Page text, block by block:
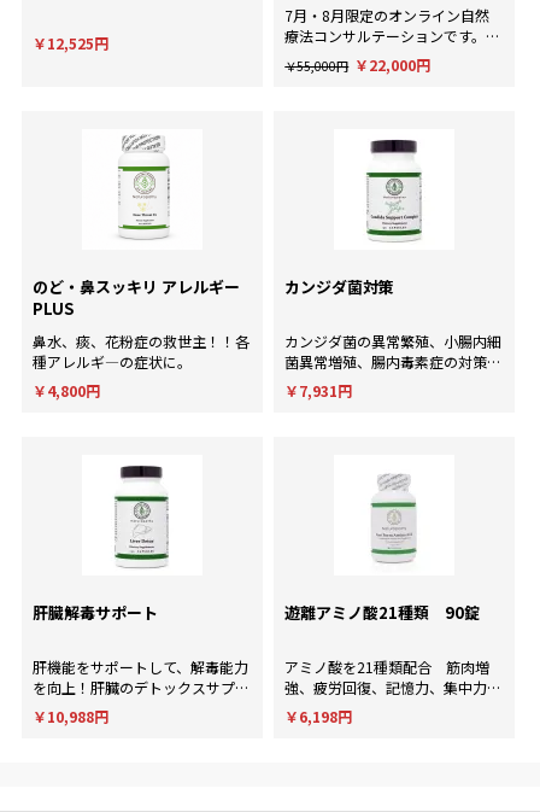
￥12,525円
7月・8月限定のオンライン自然
療法コンサルテーションです。AI
による一般的な回答ではなく、臨
床経験にもとづいた個別のアドバ
￥55,000円 ￥22,000円
のど・鼻スッキリ アレルギー
PLUS
鼻水、痰、花粉症の救世主！！各
種アレルギ―の症状に。
￥4,800円
カンジダ菌対策
カンジダ菌の異常繁殖、小腸内細
菌異常増殖、腸内毒素症の対策
に！
￥7,931円
肝臓解毒サポート
肝機能をサポートして、解毒能力
を向上！肝臓のデトックスサプリ
メント。
￥10,988円
遊離アミノ酸21種類 90錠
アミノ酸を21種類配合 筋肉増
強、疲労回復、記憶力、集中力、
判断力など様々な用途に使用され
ます。
￥6,198円